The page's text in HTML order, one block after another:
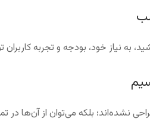
به نیاز خود، بودجه و تجربه
نشده‌اند؛ بلکه می‌توان از آن‌ها